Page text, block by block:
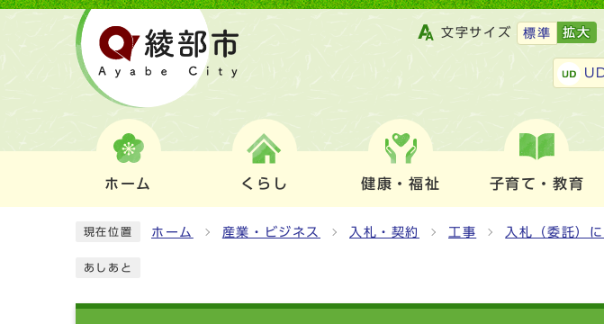
文字サイズ 標準 拡大
ホーム くらし 健康・福祉 子育て・教育
現在位置 ホーム 産業・ビジネス 入札・契約 工事 入札（委託）
あしあと